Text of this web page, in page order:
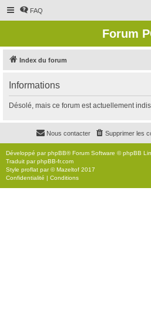
FAQ
Forum
Index du forum
Informations
Désolé, mais ce forum est actuellement
Supprimer les
Nous contacter
Développé parphpBB® Forum Software © phpBB
Traduit parphpBB-fr.com
Style proflat par ©Mazeltof 2017
Confidentialité | Conditions